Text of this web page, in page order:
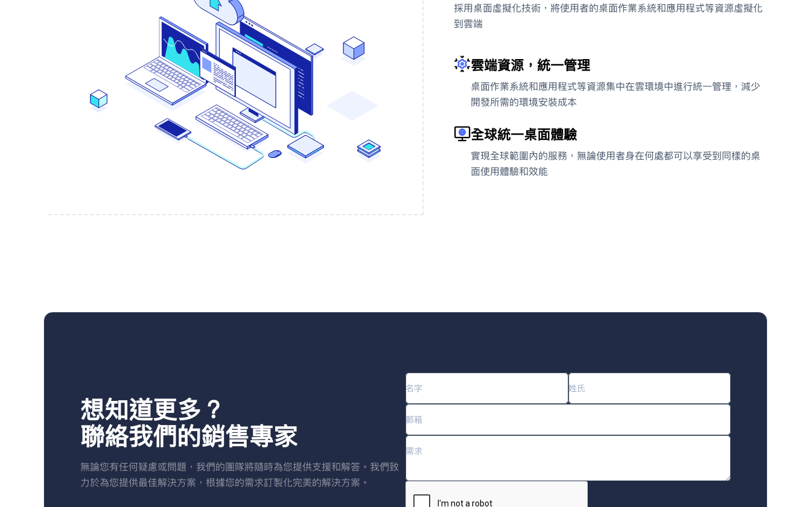
採用桌面虛擬化技術，將使用者的桌面作業系統和應用程式等資源虛擬化
到雲端
雲端資源，統一管理
桌面作業系統和應用程式等資源集中在雲環境中進行統一管理，減少
開發所需的環境安裝成本
' 全球統一桌面體驗
實現全球範圍內的服務，無論使用者身在何處都可以享受到同樣的桌
面使用體驗和效能
想知道更多？
聯絡我們的銷售專家
無論您有任何疑慮或問題，我們的團隊將隨時為您提供支援和解答。我們致
力於為您提供最佳解決方案，根據您的需求訂製化完美的解決方案。